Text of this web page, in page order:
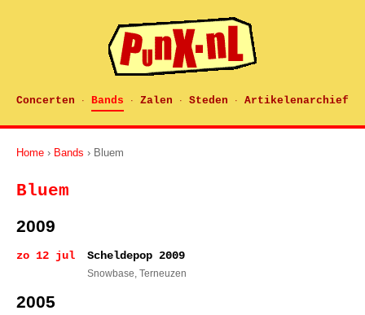
Concerten · Bands · Zalen · Steden · Artikelenarchief
Home › Bands › Bluem
Bluem
2009
zo 12 jul Scheldepop 2009
Snowbase, Terneuzen
2005